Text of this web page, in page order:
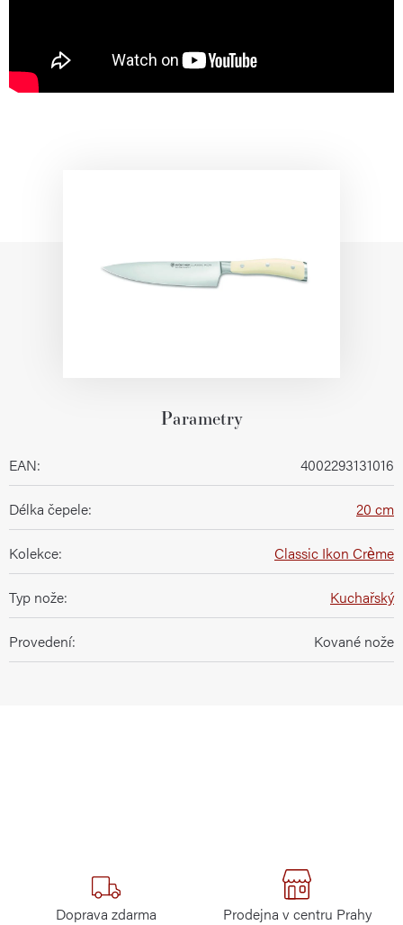
Parametry
EAN: 4002293131016
Délka čepele: 20 cm
Kolekce: Classic Ikon Crème
Typ nože: Kuchařský
Provedení: Kované nože
Doprava zdarma Prodejna v centru Prahy